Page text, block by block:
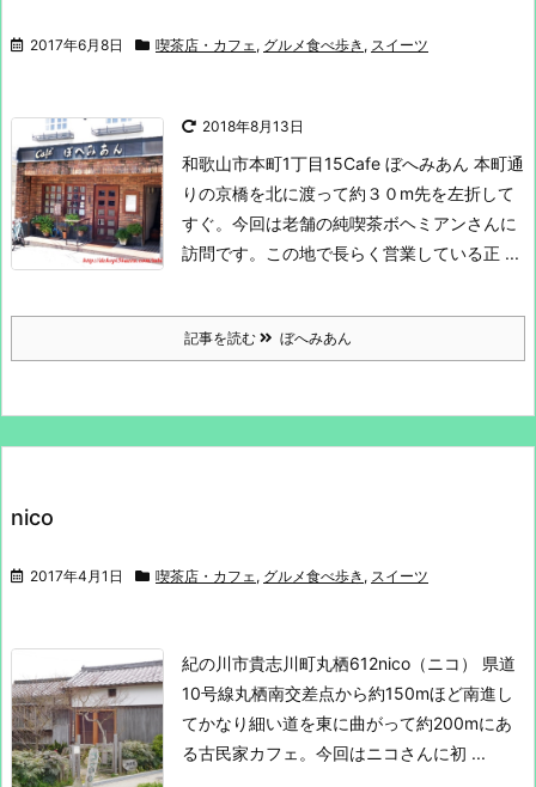
2017年6月8日 喫茶店・カフェ, グルメ食べ歩き , スイーツ
2018年8月13日
和歌山市本町1丁目15Cafe ぼへみあん 本町通
りの京橋を北に渡って約３０m先を左折して
すぐ。 今回は老舗の純喫茶ボヘミアンさんに
訪問です。
この地で長らく営業している正 ...
記事を読む ぼへみあん
nico
2017年4月1日 喫茶店・カフェ, グルメ食べ歩き , スイーツ
紀の川市貴志川町丸栖612nico（ニコ）
県道
10号線丸栖南交差点から約150mほど南進し
てかなり細い道を東に曲がって約200mにあ
る古民家カフェ。 今回はニコさんに初 ...